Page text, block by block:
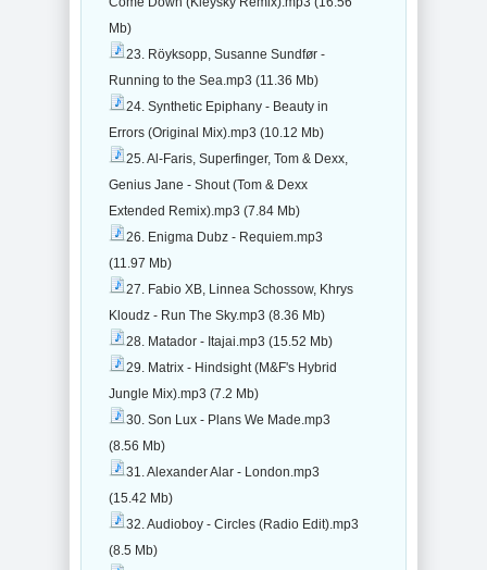
Mb)
23. Röyksopp, Susanne Sundfør -
Running to the Sea.mp3 (11.36 Mb)
24. Synthetic Epiphany - Beauty in
Errors (Original Mix).mp3 (10.12 Mb)
25. Al-Faris, Superfinger, Tom & Dexx,
Genius Jane - Shout (Tom & Dexx
Extended Remix).mp3 (7.84 Mb)
26. Enigma Dubz - Requiem.mp3
(11.97 Mb)
27. Fabio XB, Linnea Schossow, Khrys
Kloudz - Run The Sky.mp3 (8.36 Mb)
28. Matador - Itajai.mp3 (15.52 Mb)
29. Matrix - Hindsight (M&F's Hybrid
Jungle Mix).mp3 (7.2 Mb)
30. Son Lux - Plans We Made.mp3
(8.56 Mb)
31. Alexander Alar - London.mp3
(15.42 Mb)
32. Audioboy - Circles (Radio Edit).mp3
(8.5 Mb)